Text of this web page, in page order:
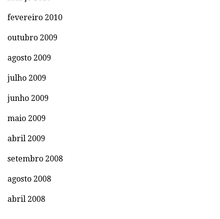
fevereiro 2010
outubro 2009
agosto 2009
julho 2009
junho 2009
maio 2009
abril 2009
setembro 2008
agosto 2008
abril 2008